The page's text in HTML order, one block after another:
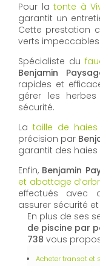
Pour latonte à
garantit un
Cette prestation
verts impeccables.
Spécialiste du
Benjamin
rapides et
gérer les
sécurité.
La taille de
précision par
garantit des
Enfin, Benjamin
et abattage
effectués avec
assurer sécurité
En plus de ses
de piscine par
738 vous
Acheter transat et